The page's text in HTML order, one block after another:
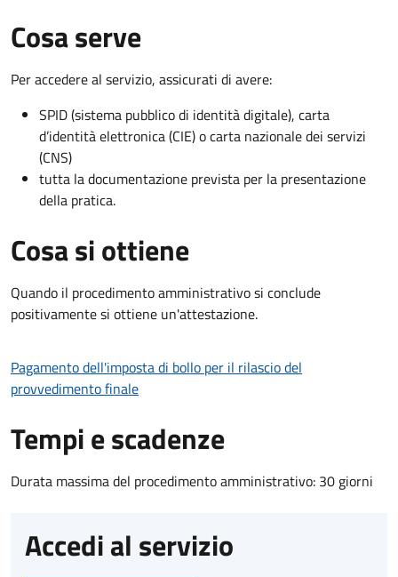
Cosa serve
Per accedere al servizio, assicurati di avere:
SPID (sistema pubblico di identità digitale), carta
d’identità elettronica (CIE) o carta nazionale dei servizi
(CNS)
tutta la documentazione prevista per la presentazione
della pratica.
Cosa si ottiene
Quando il procedimento amministrativo si conclude
positivamente si ottiene un'attestazione.
Pagamento dell'imposta di bollo per il rilascio del
provvedimento finale
Tempi e scadenze
Durata massima del procedimento amministrativo: 30 giorni
Accedi al servizio